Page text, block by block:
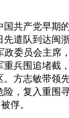
产党早期的
先遣队到达闽
政委员会主席
重兵围追堵截
。方志敏带领
险，复入重围
俘。